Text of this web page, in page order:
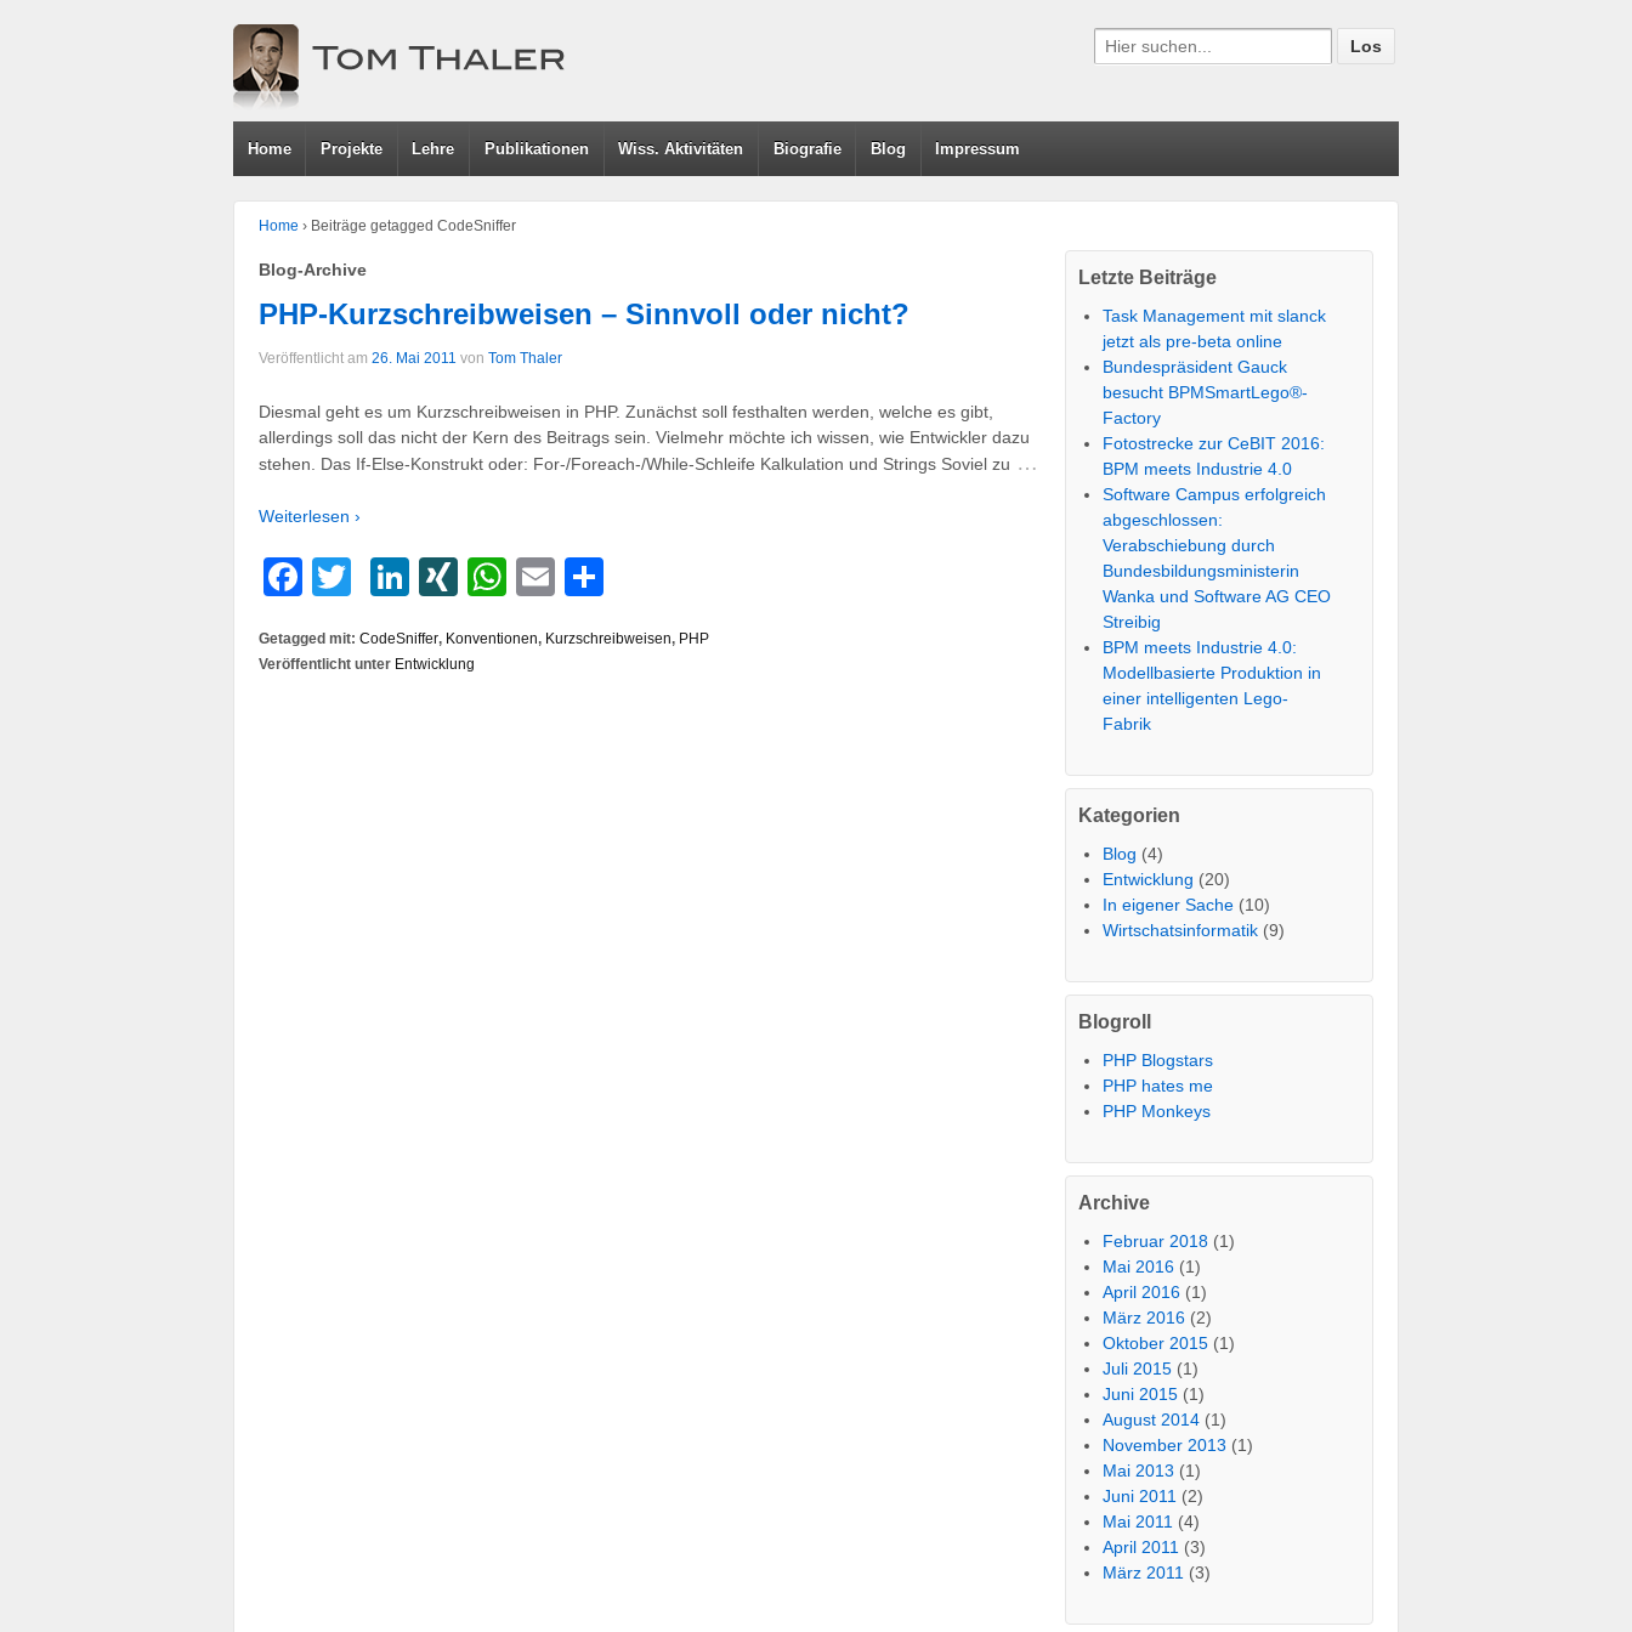
Home Projekte Lehre Publikationen Wiss. Aktivitäten Biografie Blog Impressum
Home › Beiträge getagged CodeSniffer
Blog-Archive
PHP-Kurzschreibweisen – Sinnvoll oder nicht?
Veröffentlicht am 26. Mai 2011 von Tom Thaler
Diesmal geht es um Kurzschreibweisen in PHP. Zunächst soll festhalten werden, welche es gibt,
allerdings soll das nicht der Kern des Beitrags sein. Vielmehr möchte ich wissen, wie Entwickler dazu
stehen. Das If-Else-Konstrukt oder: For-/Foreach-/While-Schleife Kalkulation und Strings Soviel zu …
Weiterlesen ›
Facebook
TwitterLinkedIn
XINGWhatsApp
Email
Getagged mit: CodeSniffer, Konventionen, Kurzschreibweisen, PHP
Veröffentlicht unter Entwicklung
Letzte Beiträge
Task Management mit slanck
jetzt als pre-beta online
Bundespräsident Gauck
besucht BPMSmartLego®-
Factory
Fotostrecke zur CeBIT 2016:
BPM meets Industrie 4.0
Software Campus erfolgreich
abgeschlossen:
Verabschiebung durch
Bundesbildungsministerin
Wanka und Software AG CEO
Streibig
BPM meets Industrie 4.0:
Modellbasierte Produktion in
einer intelligenten Lego-
Fabrik
Kategorien
Blog (4)
Entwicklung (20)
In eigener Sache (10)
Wirtschatsinformatik (9)
Blogroll
PHP Blogstars
PHP hates me
PHP Monkeys
Archive
Februar 2018 (1)
Mai 2016 (1)
April 2016 (1)
März 2016 (2)
Oktober 2015 (1)
Juli 2015 (1)
Juni 2015 (1)
August 2014 (1)
November 2013 (1)
Mai 2013 (1)
Juni 2011 (2)
Mai 2011 (4)
April 2011 (3)
März 2011 (3)